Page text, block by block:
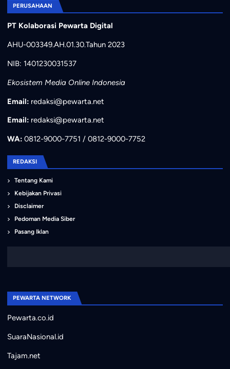
PERUSAHAAN
PT Kolaborasi Pewarta Digital
AHU-003349.AH.01.30.Tahun 2023
NIB: 1401230031537
Ekosistem Media Online Indonesia
Email: redaksi@pewarta.net
Email: redaksi@pewarta.net
WA:0812-9000-7751 / 0812-9000-7752
REDAKSI
Tentang Kami
Kebijakan Privasi
Disclaimer
Pedoman Media Siber
Pasang Iklan
PEWARTA NETWORK
Pewarta.co.id
SuaraNasional.id
Tajam.net